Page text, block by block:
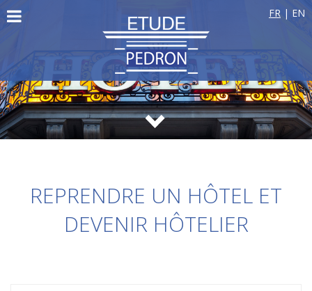
FR | EN
REPRENDRE UN HÔTEL ET
DEVENIR HÔTELIER